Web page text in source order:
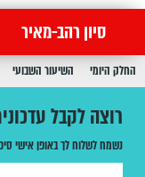
סיון רהב-מאיר
החלק היומי השיעור השבועי
רוצה לקבל
נשמח לשלוח לך באופן אישי